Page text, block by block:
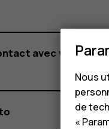
avec votre
Nous
de
«